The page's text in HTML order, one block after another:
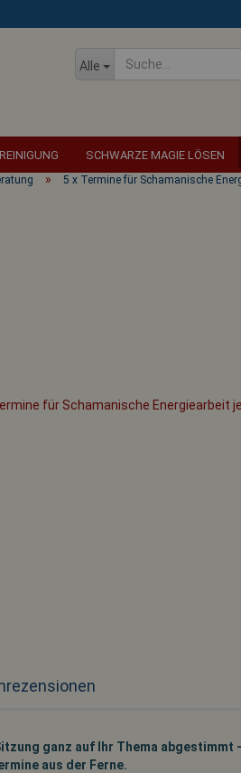
Alle
SCHWARZE MAGIE LÖSEN
» 5 x Termine für Schamanische
ganz auf Ihr Thema abgestimmt
aus der Ferne.